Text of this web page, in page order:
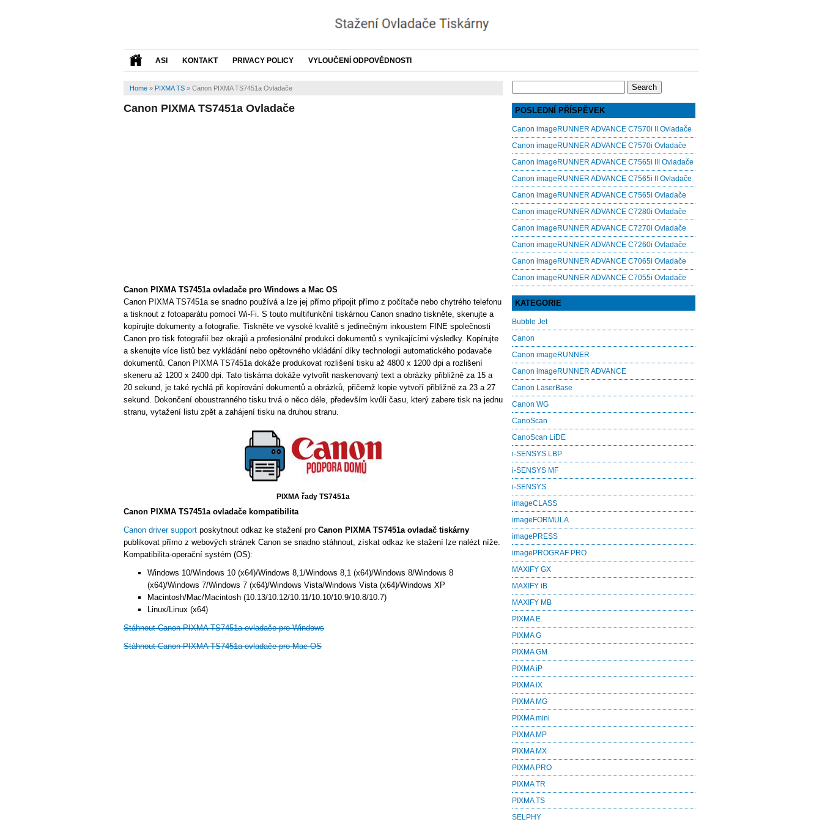
ASI KONTAKT PRIVACY POLICY VYLOUČENÍ ODPOVĚDNOSTI
Home » PIXMA TS » Canon PIXMA TS7451a Ovladače
Canon PIXMA TS7451a Ovladače
Canon PIXMA TS7451a ovladače pro Windows a Mac OS
Canon PIXMA TS7451a se snadno používá a lze jej přímo připojit přímo z počítače nebo chytrého telefonu
a tisknout z fotoaparátu pomocí Wi-Fi. S touto multifunkční tiskárnou Canon snadno tiskněte, skenujte a
kopírujte dokumenty a fotografie. Tiskněte ve vysoké kvalitě s jedinečným inkoustem FINE společnosti
Canon pro tisk fotografií bez okrajů a profesionální produkci dokumentů s vynikajícími výsledky. Kopírujte
a skenujte více listů bez vykládání nebo opětovného vkládání díky technologii automatického podavače
dokumentů. Canon PIXMA TS7451a dokáže produkovat rozlišení tisku až 4800 x 1200 dpi a rozlišení
skeneru až 1200 x 2400 dpi. Tato tiskárna dokáže vytvořit naskenovaný text a obrázky přibližně za 15 a
20 sekund, je také rychlá při kopírování dokumentů a obrázků, přičemž kopie vytvoří přibližně za 23 a 27
sekund. Dokončení oboustranného tisku trvá o něco déle, především kvůli času, který zabere tisk na jednu
stranu, vytažení listu zpět a zahájení tisku na druhou stranu.
PIXMA řady TS7451a
Canon PIXMA TS7451a ovladače kompatibilita
Canon driver support poskytnout odkaz ke stažení pro Canon PIXMA TS7451a ovladač tiskárny
publikovat přímo z webových stránek Canon se snadno stáhnout, získat odkaz ke stažení lze nalézt níže.
Kompatibilita-operační systém (OS):
Windows 10/Windows 10 (x64)/Windows 8,1/Windows 8,1 (x64)/Windows 8/Windows 8
(x64)/Windows 7/Windows 7 (x64)/Windows Vista/Windows Vista (x64)/Windows XP
Macintosh/Mac/Macintosh (10.13/10.12/10.11/10.10/10.9/10.8/10.7)
Linux/Linux (x64)
Stáhnout Canon PIXMA TS7451a ovladače pro Windows
Stáhnout Canon PIXMA TS7451a ovladače pro Mac OS
POSLEDNÍ PŘÍSPĚVEK
Canon imageRUNNER ADVANCE C7570i II Ovladače
Canon imageRUNNER ADVANCE C7570i Ovladače
Canon imageRUNNER ADVANCE C7565i III Ovladače
Canon imageRUNNER ADVANCE C7565i II Ovladače
Canon imageRUNNER ADVANCE C7565i Ovladače
Canon imageRUNNER ADVANCE C7280i Ovladače
Canon imageRUNNER ADVANCE C7270i Ovladače
Canon imageRUNNER ADVANCE C7260i Ovladače
Canon imageRUNNER ADVANCE C7065i Ovladače
Canon imageRUNNER ADVANCE C7055i Ovladače
KATEGORIE
Bubble Jet
Canon
Canon imageRUNNER
Canon imageRUNNER ADVANCE
Canon LaserBase
Canon WG
CanoScan
CanoScan LiDE
i-SENSYS LBP
i-SENSYS MF
i‑SENSYS
imageCLASS
imageFORMULA
imagePRESS
imagePROGRAF PRO
MAXIFY GX
MAXIFY iB
MAXIFY MB
PIXMA E
PIXMA G
PIXMA GM
PIXMA iP
PIXMA iX
PIXMA MG
PIXMA mini
PIXMA MP
PIXMA MX
PIXMA PRO
PIXMA TR
PIXMA TS
SELPHY